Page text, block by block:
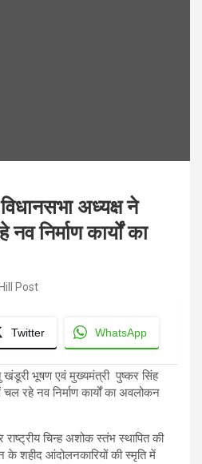
अध्यक्ष ने
निर्माण कार्यों का
Post
Twitter WhatsApp
खंडूरी भूषण एवं मुख्यमंत्री पुष्कर सिंह
चल रहे नव निर्माण कार्यों का अवलोकन
राष्ट्रीय चिन्ह अशोक स्तंभ स्थापित की
के शहीद आंदोलनकारियों की स्मृति में